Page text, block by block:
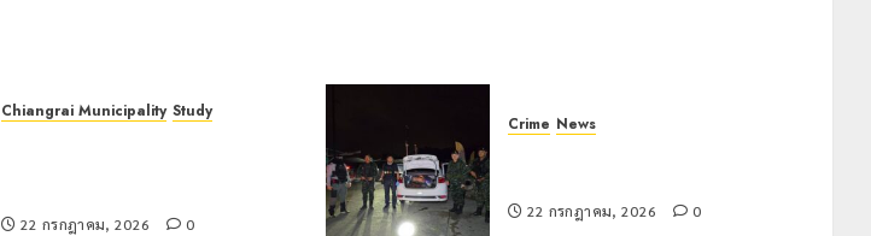
Chiangrai Municipality Study
22 กรกฎาคม, 2026 0
Crime News
22 กรกฎาคม, 2026 0